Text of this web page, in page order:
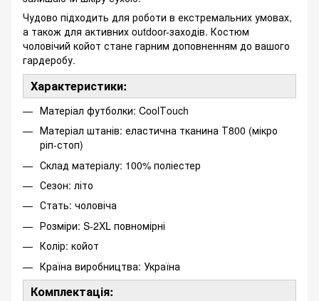
Чудово підходить для роботи в екстремальних умовах,
а також для активних outdoor-заходів. Костюм
чоловічий койот стане гарним доповненням до вашого
гардеробу.
Характеристики:
Матеріал футболки: CoolТouch
Матеріал штанів: еластична тканина Т800 (мікро
ріп-стоп)
Склад матеріалу: 100% поліестер
Сезон: літо
Стать: чоловіча
Розміри: S-2XL повномірні
Колір: койот
Країна виробництва: Україна
Комплектація: